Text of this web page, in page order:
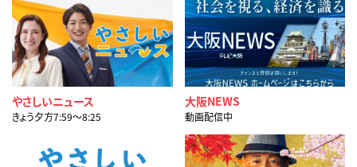
やさしいニュース
きょう夕方7:59〜8:25
大阪NEWS
動画配信中